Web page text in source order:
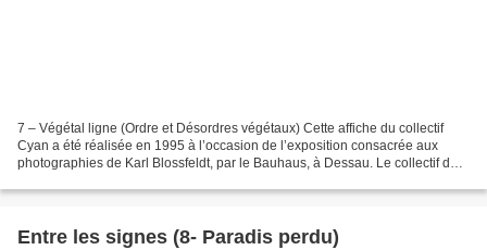
7 – Végétal ligne (Ordre et Désordres végétaux) Cette affiche du collectif
Cyan a été réalisée en 1995 à l’occasion de l’exposition consacrée aux
photographies de Karl Blossfeldt, par le Bauhaus, à Dessau. Le collectif de
Entre les signes (8- Paradis perdu)